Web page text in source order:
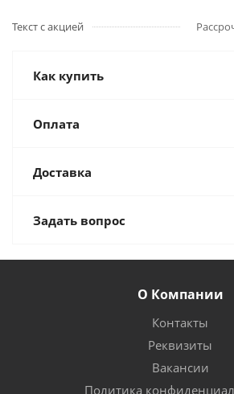
Текст с акцией
Как купить
Оплата
Доставка
Задать вопрос
О Компании
Контакты
Реквизиты
Вакансии
Политика